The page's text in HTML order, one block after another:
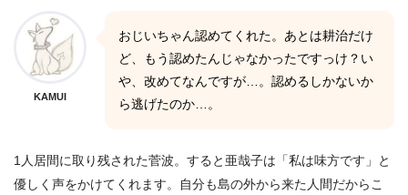
KAMUI
おじいちゃん認めてくれた。あとは耕治だけ
ど、もう認めたんじゃなかったですっけ？い
や、改めてなんですが…。認めるしかないか
ら逃げたのか…。
1人居間に取り残された菅波。すると亜哉子は「私は味方です」と
優しく声をかけてくれます。自分も島の外から来た人間だからこ